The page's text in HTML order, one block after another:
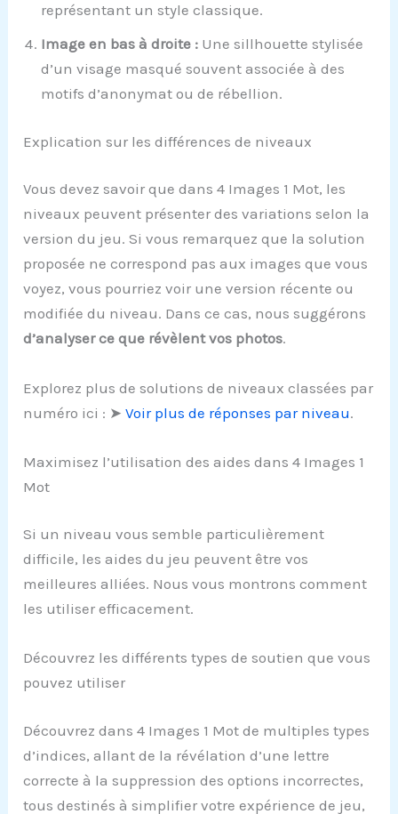
représentant un style classique.
Image en bas à droite : Une sillhouette stylisée
d’un visage masqué souvent associée à des
motifs d’anonymat ou de rébellion.
Explication sur les différences de niveaux
Vous devez savoir que dans 4 Images 1 Mot, les
niveaux peuvent présenter des variations selon la
version du jeu. Si vous remarquez que la solution
proposée ne correspond pas aux images que vous
voyez, vous pourriez voir une version récente ou
modifiée du niveau. Dans ce cas, nous suggérons
d’analyser ce que révèlent vos photos.
Explorez plus de solutions de niveaux classées par
numéro ici : ➤Voir plus de réponses par niveau.
Maximisez l’utilisation des aides dans 4 Images 1
Mot
Si un niveau vous semble particulièrement
difficile, les aides du jeu peuvent être vos
meilleures alliées. Nous vous montrons comment
les utiliser efficacement.
Découvrez les différents types de soutien que vous
pouvez utiliser
Découvrez dans 4 Images 1 Mot de multiples types
d’indices, allant de la révélation d’une lettre
correcte à la suppression des options incorrectes,
tous destinés à simplifier votre expérience de jeu,